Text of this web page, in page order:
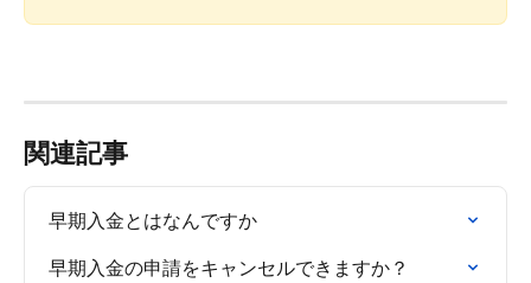
関連記事
早期入金とはなんですか
早期入金の申請をキャンセルできますか？